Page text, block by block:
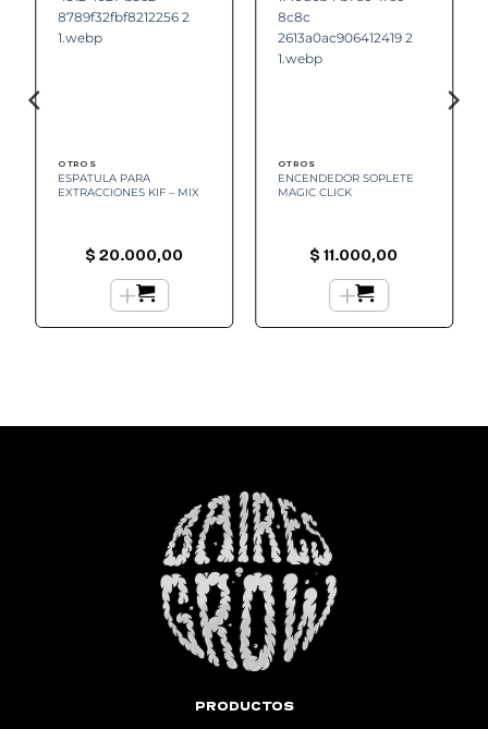
OTROS
ESPATULA PARA
EXTRACCIONES KIF – MIX
$20.000,00
+
OTROS
ENCENDEDOR SOPLETE
MAGIC CLICK
$11.000,00
+
PRODUCTOS